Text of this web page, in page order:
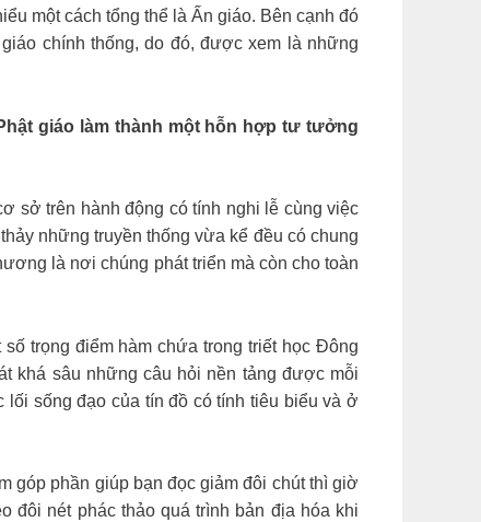
một cách tổng thể là Ấn giáo. Bên cạnh đó
chính thống, do đó, được xem là những
giáo làm thành một hỗn hợp tư tưởng
sở trên hành động có tính nghi lễ cùng việc
những truyền thống vừa kể đều có chung
là nơi chúng phát triển mà còn cho toàn
trọng điểm hàm chứa trong triết học Đông
khá sâu những câu hỏi nền tảng được mỗi
sống đạo của tín đồ có tính tiêu biểu và ở
góp phần giúp bạn đọc giảm đôi chút thì giờ
đôi nét phác thảo quá trình bản địa hóa khi